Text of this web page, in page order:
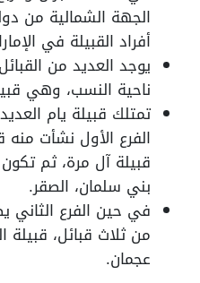
الجهة الشمالية من
أفراد القبيلة في
يوجد العديد من
ناحية النسب، وهي
تمتلك قبيلة يام
الفرع الأول نشأت
قبيلة آل مرة، ثم
بني سلمان، الصقر.
في حين الفرع الثاني
من ثلاث قبائل، قبيلة
عجمان.